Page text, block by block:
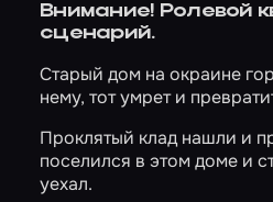
Внимание! Ролевой
сценарий.
Старый дом на окраине
нему, тот умрет и
Проклятый клад нашли и
поселился в этом доме и
уехал.